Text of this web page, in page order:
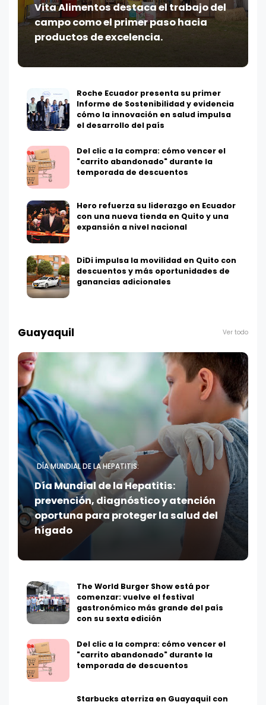
Vita Alimentos destaca el trabajo del
campo como el primer paso hacia
productos de excelencia.
Roche Ecuador presenta su primer
Informe de Sostenibilidad y evidencia
cómo la innovación en salud impulsa
el desarrollo del país
Del clic a la compra: cómo vencer el
"carrito abandonado" durante la
temporada de descuentos
Hero refuerza su liderazgo en Ecuador
con una nueva tienda en Quito y una
expansión a nivel nacional
DiDi impulsa la movilidad en Quito con
descuentos y más oportunidades de
ganancias adicionales
Guayaquil Ver todo
DÍA MUNDIAL DE LA HEPATITIS:
Día Mundial de la Hepatitis:
prevención, diagnóstico y atención
oportuna para proteger la salud del
hígado
The World Burger Show está por
comenzar: vuelve el festival
gastronómico más grande del país
con su sexta edición
Del clic a la compra: cómo vencer el
"carrito abandonado" durante la
temporada de descuentos
Starbucks aterriza en Guayaquil con